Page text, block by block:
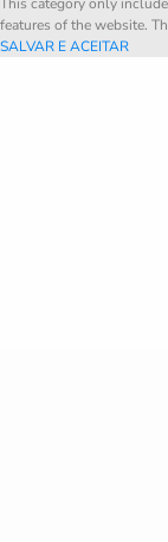
features of the website.
SALVAR E ACEITAR